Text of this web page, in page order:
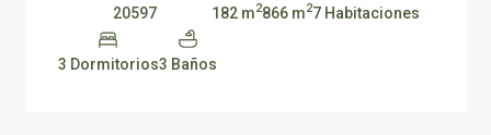
20597
182 m2866 m27 Habitaciones
3 Dormitorios3 Baños